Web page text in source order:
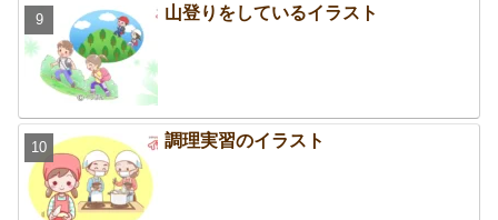
山登りをしているイラスト
調理実習のイラスト